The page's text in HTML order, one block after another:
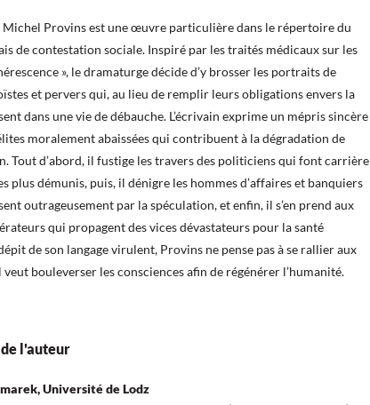
Michel Provins est une œuvre particulière dans le répertoire du
de contestation sociale. Inspiré par les traités médicaux sur les
», le dramaturge décide d’y brosser les portraits de
et pervers qui, au lieu de remplir leurs obligations envers la
dans une vie de débauche. L’écrivain exprime un mépris sincère
moralement abaissées qui contribuent à la dégradation de
Tout d’abord, il fustige les travers des politiciens qui font carrière
plus démunis, puis, il dénigre les hommes d’affaires et banquiers
outrageusement par la spéculation, et enfin, il s’en prend aux
qui propagent des vices dévastateurs pour la santé
de son langage virulent, Provins ne pense pas à se rallier aux
bouleverser les consciences afin de régénérer l’humanité.
l'auteur
Université de Lodz